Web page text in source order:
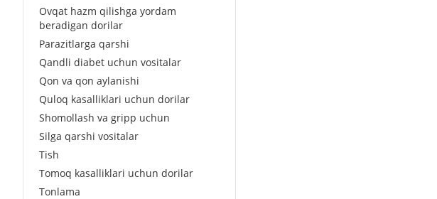
Ovqat hazm qilishga yordam
beradigan dorilar
Parazitlarga qarshi
Qandli diabet uchun vositalar
Qon va qon aylanishi
Quloq kasalliklari uchun dorilar
Shomollash va gripp uchun
Silga qarshi vositalar
Tish
Tomoq kasalliklari uchun dorilar
Tonlama